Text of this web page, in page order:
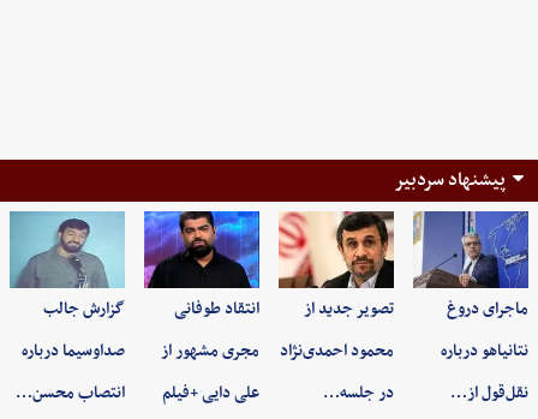
پیشنهاد سردبیر
ماجرای دروغ
نتانیاهو درباره
نقل‌قول از…
تصویر جدید از
محمود احمدی‌نژاد
در جلسه…
انتقاد طوفانی
مجری مشهور از
علی دایی +فیلم
گزارش جالب
صداوسیما درباره
انتصاب محسن…